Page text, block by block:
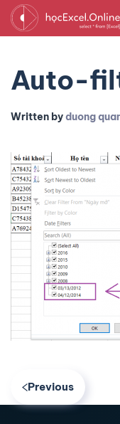
Auto-
Written byduong
Previous